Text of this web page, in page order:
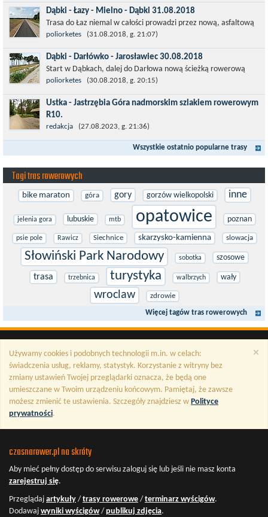
To trasa idealna na...
Dąbki - Łazy - Mielno - Dąbki 31.08.2018
Trasa do Łaz niemal w całości prowadzi przez nową, asfaltową
ścieżkę rowerową (od Dąbek do Iwięcina wzdłuż drogi 203).
Niestety jest to trasa nie...
poliorketes (31.08.2018, g. 21:07)
Dąbki - Darłówko - Jarosławiec 30.08.2018
Start w Dąbkach, dalej do Darłowa nową ścieżką rowerową
(niekiedy pieszo-rowerową), gdzie na pierwszym rondzie zjazd
w stronę Darłówka Zachodniego....
poliorketes (30.08.2018, g. 20:15)
Ustka - Jastrzębia Góra nadmorskim szlakiem rowerowym
R10.
Międzynarodowy Szlak Rowerowy R-10, jest częścią sieci
EuroVelo. Prowadzi wzdłuż brzegu dookoła Morza Bałtyckiego.
Trasa liczy w sumie ponad 8500...
redakcja (27.08.2023, g. 21:36)
Wszystkie ostatnio popularne trasy
Tagi tras rowerowych
bike maraton góra gory gorzów wielkopolski inne
jelenia gora lubuskie mtb opatowice poznan
psie pole Rawicz Siechnice skarzysko-kamienna slowacja
Słowiński Park Narodowy sobotka szosowe
trasa trzebnica turystyka walbrzych wały
wroclaw zdrowie
Więcej tagów tras rowerowych
×
Używamy cookies i podobnych technologii m.in. w celach:
świadczenia usług, reklamy, statystyk. Korzystanie z witryny bez
zmiany ustawień Twojej przeglądarki oznacza, że będą one
umieszczane w Twoim urządzeniu końcowym. Pamiętaj, że zawsze
możesz zmienić te ustawienia. Szczegóły znajdziesz w Polityce
prywatności.
czasnarower.pl na skróty
Aby mieć pełny dostęp do serwisu zaloguj się lub jeśli nie masz konta
zarejestruj się.
Przeglądaj artykuły / trasy rowerowe / terminarz wyścigów.
Dodawaj wyniki wyścigów/ publikuj zdjęcia.